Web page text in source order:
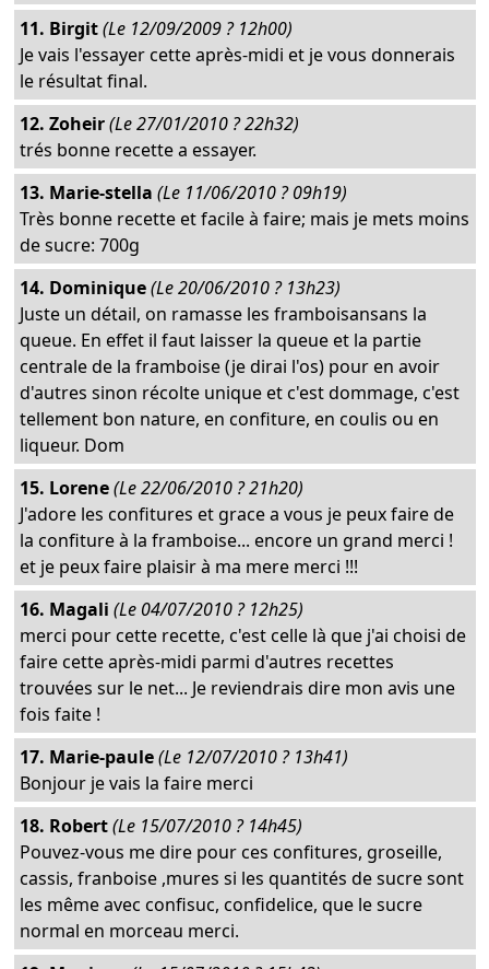
11. Birgit(Le 12/09/2009 ? 12h00)
Je vais l'essayer cette après-midi et je vous donnerais
le résultat final.
12. Zoheir(Le 27/01/2010 ? 22h32)
trés bonne recette a essayer.
13. Marie-stella (Le 11/06/2010 ? 09h19)
Très bonne recette et facile à faire; mais je mets moins
de sucre: 700g
14. Dominique(Le 20/06/2010 ? 13h23)
Juste un détail, on ramasse les framboisansans la
queue. En effet il faut laisser la queue et la partie
centrale de la framboise (je dirai l'os) pour en avoir
d'autres sinon récolte unique et c'est dommage, c'est
tellement bon nature, en confiture, en coulis ou en
liqueur. Dom
15. Lorene(Le 22/06/2010 ? 21h20)
J'adore les confitures et grace a vous je peux faire de
la confiture à la framboise... encore un grand merci !
et je peux faire plaisir à ma mere merci !!!
16. Magali (Le 04/07/2010 ? 12h25)
merci pour cette recette, c'est celle là que j'ai choisi de
faire cette après-midi parmi d'autres recettes
trouvées sur le net... Je reviendrais dire mon avis une
fois faite !
17. Marie-paule(Le 12/07/2010 ? 13h41)
Bonjour je vais la faire merci
18. Robert(Le 15/07/2010 ? 14h45)
Pouvez-vous me dire pour ces confitures, groseille,
cassis, franboise ,mures si les quantités de sucre sont
les même avec confisuc, confidelice, que le sucre
normal en morceau merci.